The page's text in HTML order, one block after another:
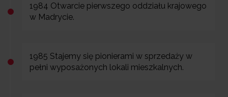
1984 Otwarcie pierwszego oddziału krajowego
w Madrycie.
1985 Stajemy się pionierami w sprzedaży w
pełni wyposażonych lokali mieszkalnych.